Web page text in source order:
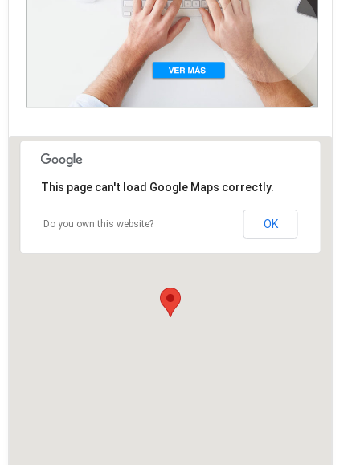
This page can't load Google Maps correctly.
Do you own this website? OK